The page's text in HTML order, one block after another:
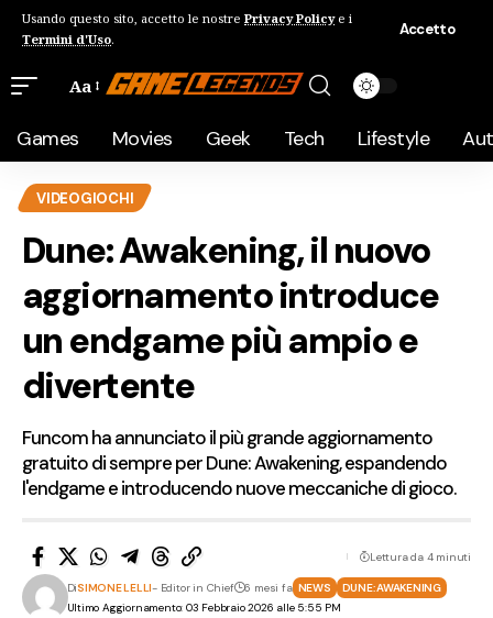
Usando questo sito, accetto le nostre Privacy Policye i
Termini d'Uso.
Accetto
Aa
Games Movies Geek Tech Lifestyle
VIDEOGIOCHI
Dune: Awakening, il nuovo
aggiornamento introduce
un endgame più ampio e
divertente
Funcom ha annunciato il più grande aggiornamento
gratuito di sempre per Dune: Awakening, espandendo
l'endgame e introducendo nuove meccaniche di gioco.
Ultimo Aggiornamento: 03 Febbraio 2026 alle 5:55 PM
DiSIMONE LELLI- Editor in Chief 6 mesi fa NEWS DUNE: AWAKENING
Lettura da 4 minuti